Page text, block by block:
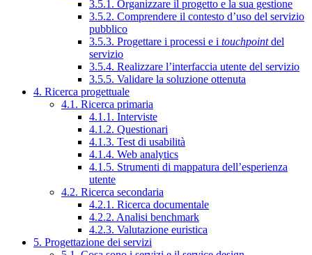
3.5.1. Organizzare il progetto e la sua gestione
3.5.2. Comprendere il contesto d’uso del servizio
pubblico
3.5.3. Progettare i processi e i touchpointdel
servizio
3.5.4. Realizzare l’interfaccia utente del servizio
3.5.5. Validare la soluzione ottenuta
4. Ricerca progettuale
4.1. Ricerca primaria
4.1.1. Interviste
4.1.2. Questionari
4.1.3. Test di usabilità
4.1.4. Web analytics
4.1.5. Strumenti di mappatura dell’esperienza
utente
4.2. Ricerca secondaria
4.2.1. Ricerca documentale
4.2.2. Analisi benchmark
4.2.3. Valutazione euristica
5. Progettazione dei servizi